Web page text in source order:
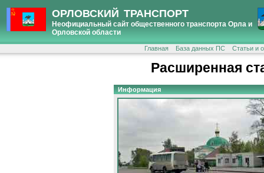
ОРЛОВСКИЙ ТРАНСПОРТ
Неофициальный сайт общественного транспорта Орла и
Орловской области
Главная База данных ПС Статьи и
Расширенная
Информация